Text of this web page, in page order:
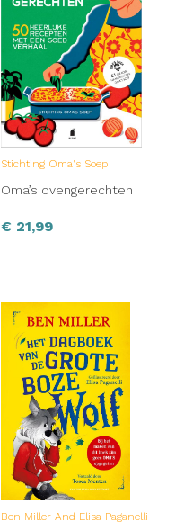
Stichting Oma's Soep
Oma’s ovengerechten
€ 21,99
Ben Miller And Elisa Paganelli